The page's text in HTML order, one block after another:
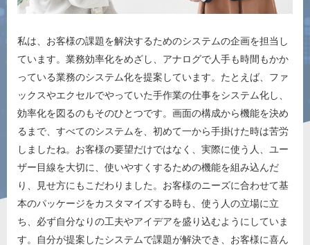
私は、お客様の課題を解決するためのシステムの企画を担当し
ています。業務効率化をめざし、アナログで人手も時間もかか
っている業務のシステム化を提案しています。たとえば、ファ
ックスやエクセルでやっていた手作業の仕事をシステム化し、
効率化を図るのもそのひとつです。画面の構成から機能を決め
るまで、すべてのシステムを、初めて一から手掛けた時は苦労
しましたね。お客様の要望だけではなく、実際に使う人、ユー
ザー目線を大切に、使いやすくするための機能を組み込んだ
り、見せ方にもこだわりました。お客様のニーズに合わせて基
本のパッケージをカスタマイズする時も、使う人の立場に立
ち、必ず自分なりの工夫やアイデアを盛り込むようにしていま
す。自分が提案したシステムで課題が解決でき、お客様に喜ん